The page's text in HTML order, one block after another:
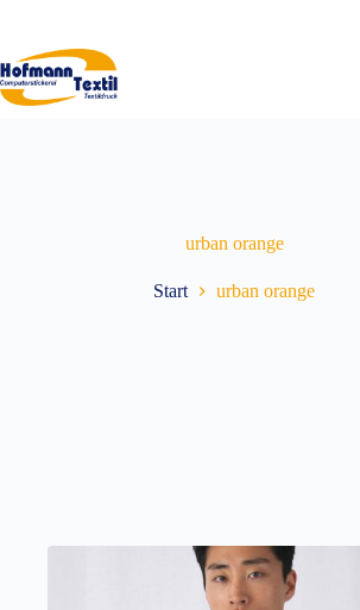
springen
urban orange
Start urban orange